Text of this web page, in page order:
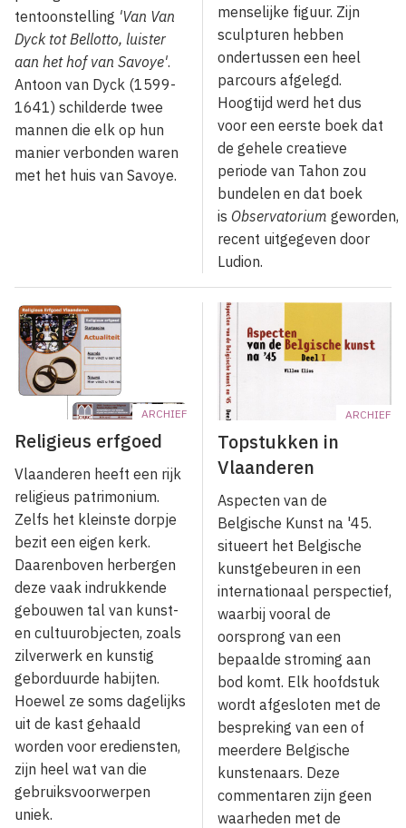
tentoonstelling 'Van Van
Dyck tot Bellotto, luister
aan het hof van Savoye'.
Antoon van Dyck (1599-
1641) schilderde twee
mannen die elk op hun
manier verbonden waren
met het huis van Savoye.
menselijke figuur. Zijn
sculpturen hebben
ondertussen een heel
parcours afgelegd.
Hoogtijd werd het dus
voor een eerste boek dat
de gehele creatieve
periode van Tahon zou
bundelen en dat boek
is Observatorium geworden,
recent uitgegeven door
Ludion.
ARCHIEF
Religieus erfgoed
Vlaanderen heeft een rijk
religieus patrimonium.
Zelfs het kleinste dorpje
bezit een eigen kerk.
Daarenboven herbergen
deze vaak indrukkende
gebouwen tal van kunst-
en cultuurobjecten, zoals
zilverwerk en kunstig
geborduurde habijten.
Hoewel ze soms dagelijks
uit de kast gehaald
worden voor erediensten,
zijn heel wat van die
gebruiksvoorwerpen
uniek.
ARCHIEF
Topstukken in
Vlaanderen
Aspecten van de
Belgische Kunst na '45.
situeert het Belgische
kunstgebeuren in een
internationaal perspectief,
waarbij vooral de
oorsprong van een
bepaalde stroming aan
bod komt. Elk hoofdstuk
wordt afgesloten met de
bespreking van een of
meerdere Belgische
kunstenaars. Deze
commentaren zijn geen
waarheden met de